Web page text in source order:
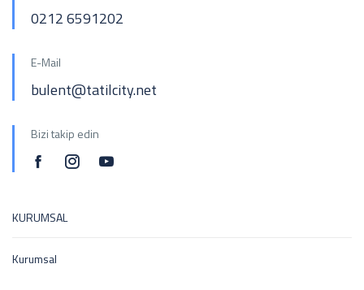
0212 6591202
E-Mail
bulent@tatilcity.net
Bizi takip edin
KURUMSAL
Kurumsal